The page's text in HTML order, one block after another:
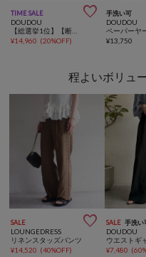
TIME SALE 
DOUDOU
¥14,960 (20%OFF)
手洗い可
DOUDOU
¥13,750
程よいボリュ
SALE 
LOUNGEDRESS
リネンスタッズパンツ
¥14,520 (40%OFF)
SALE 手洗い
DOUDOU
¥7,480 (